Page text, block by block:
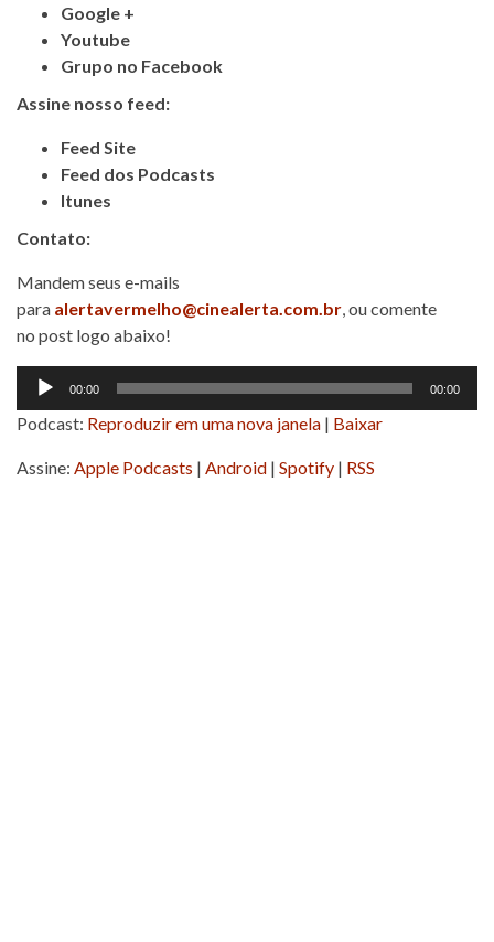
Google +
Youtube
Grupo no Facebook
Assine nosso feed:
Feed Site
Feed dos Podcasts
Itunes
Contato:
Mandem seus e-mails
para alertavermelho@cinealerta.com.br , ou comente
no post logo abaixo!
Tocador
áudio
00:00 00:00
Podcast: Reproduzir em uma nova janela | Baixar
Assine: Apple Podcasts | Android | Spotify | RSS